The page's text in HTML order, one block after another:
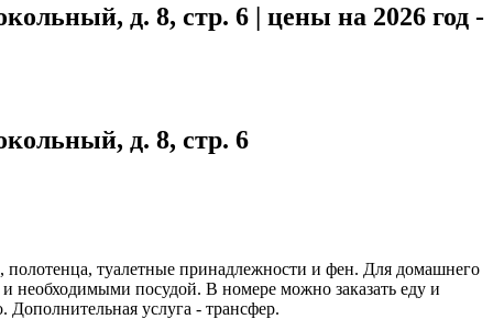
д. 8, стр. 6 | цены на 2026 год -
д. 8, стр. 6
туалетные принадлежности и фен. Для домашнего
необходимыми посудой. В номере можно заказать еду и
услуга - трансфер.